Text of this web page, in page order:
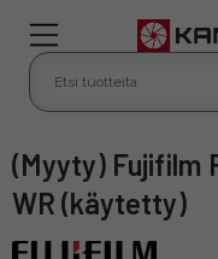
(Myyty) Fujifilm Fujinon XF 23mm f/2 R
WR (käytetty)